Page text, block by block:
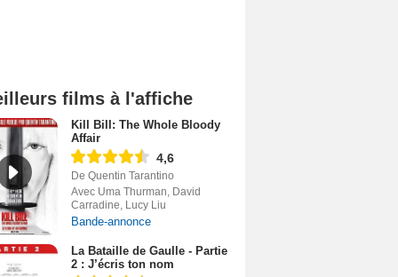
films à l'affiche
Kill Bill: The Whole Bloody
Affair
4,6
De Quentin Tarantino
Avec Uma Thurman, David
Carradine, Lucy Liu
Bande-annonce
La Bataille de Gaulle - Partie
2 : J’écris ton nom